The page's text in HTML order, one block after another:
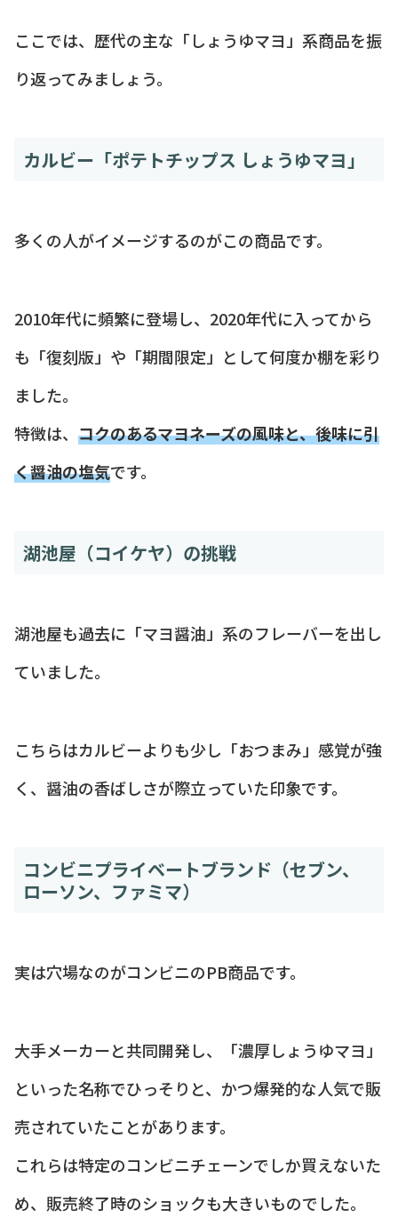
ここでは、歴代の主な「しょうゆマヨ」系商品を振
り返ってみましょう。
カルビー「ポテトチップス しょうゆマヨ」
多くの人がイメージするのがこの商品です。
2010年代に頻繁に登場し、2020年代に入ってから
も「復刻版」や「期間限定」として何度か棚を彩り
ました。
特徴は、 コクのあるマヨネーズの風味と、後味に引
く醤油の塩気です。
湖池屋（コイケヤ）の挑戦
湖池屋も過去に「マヨ醤油」系のフレーバーを出し
ていました。
こちらはカルビーよりも少し「おつまみ」感覚が強
く、醤油の香ばしさが際立っていた印象です。
コンビニプライベートブランド（セブン、
ローソン、ファミマ）
実は穴場なのがコンビニのPB商品です。
大手メーカーと共同開発し、「濃厚しょうゆマヨ」
といった名称でひっそりと、かつ爆発的な人気で販
売されていたことがあります。
これらは特定のコンビニチェーンでしか買えないた
め、販売終了時のショックも大きいものでした。